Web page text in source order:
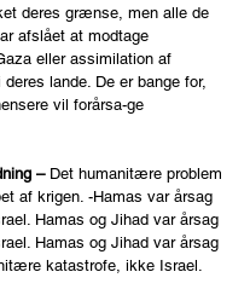
deres grænse, men alle de
afslået at modtage
eller assimilation af
lande. De er bange for,
vil forårsa-ge
– Det humanitære problem
af krigen. -Hamas var årsag
Hamas og Jihad var årsag
Hamas og Jihad var årsag
katastrofe, ikke Israel.